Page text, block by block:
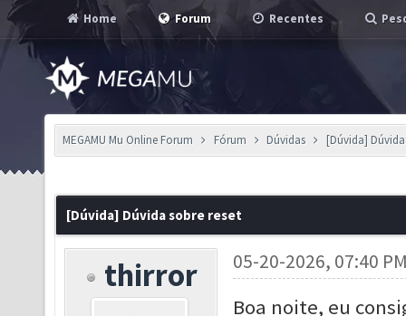
Home Forum Recentes
MEGAMU Mu Online Forum Fórum Dúvidas [Dúvida]
[Dúvida] Dúvida sobre reset
thirror 05-20-2026, 07:40
Boa noite, eu